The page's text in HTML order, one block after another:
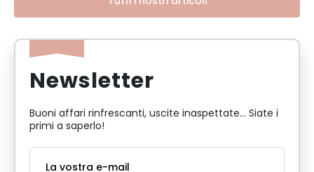
Newsletter
Buoni affari rinfrescanti, uscite inaspettate... Siate i
primi a saperlo!